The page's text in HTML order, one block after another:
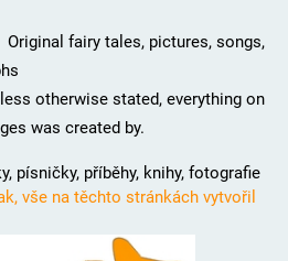
pictures, songs,
photographs
stated, everything on
was created by.
písničky, příběhy, knihy, fotografie
vše na těchto stránkách vytvořil